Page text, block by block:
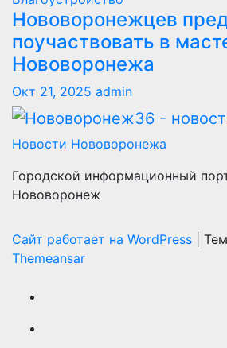
Нововоронежцев
поучаствовать в
Нововоронежа
Окт 21, 2025 admin
Новости Нововоронежа
Городской информационный
Нововоронеж
Сайт работает на WordPress
Themeansar